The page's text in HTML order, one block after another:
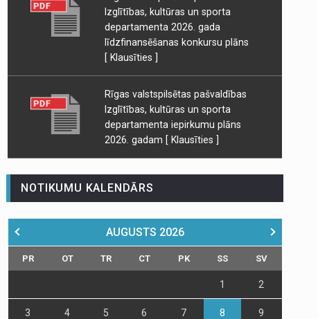
Izglītības, kultūras un sporta
departamenta 2026. gada
līdzfinansēšanas konkursu plāns
[ Klausīties ]
Rīgas valstspilsētas pašvaldības
Izglītības, kultūras un sporta
departamenta iepirkumu plāns
2026. gadam [ Klausīties ]
NOTIKUMU KALENDĀRS
AUGUSTS 2026
PR OT TR CT PK SS SV
1 2
3 4 5 6 7 8 9